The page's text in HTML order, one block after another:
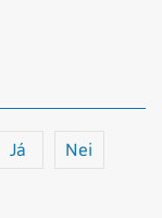
Já Nei